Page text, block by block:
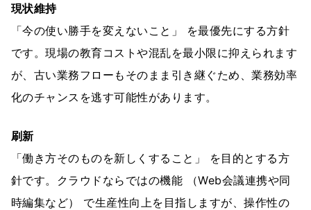
現状維持
「今の使い勝手を変えないこと」 を最優先にする方針
です。現場の教育コストや混乱を最小限に抑えられます
が、古い業務フローもそのまま引き継ぐため、業務効率
化のチャンスを逃す可能性があります。
刷新
「働き方そのものを新しくすること」 を目的とする方
針です。クラウドならではの機能 （Web会議連携や同
時編集など） で生産性向上を目指しますが、操作性の